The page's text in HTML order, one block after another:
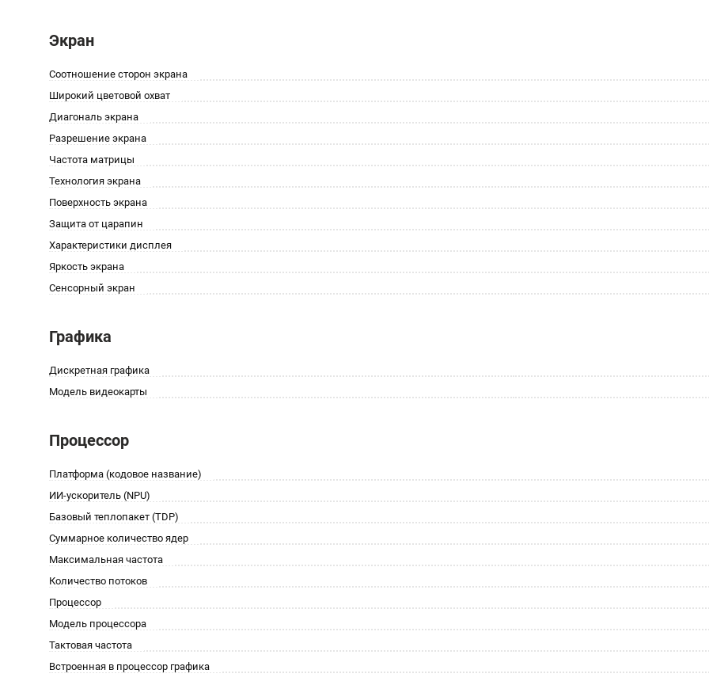
Экран
Соотношение сторон экрана
Широкий цветовой охват
Диагональ экрана
Разрешение экрана
Частота матрицы
Технология экрана
Поверхность экрана
Защита от царапин
Характеристики дисплея
Яркость экрана
Сенсорный экран
Графика
Дискретная графика
Модель видеокарты
Процессор
Платформа (кодовое название)
ИИ-ускоритель (NPU)
Базовый теплопакет (TDP)
Суммарное количество ядер
Максимальная частота
Количество потоков
Процессор
Модель процессора
Тактовая частота
Встроенная в процессор графика